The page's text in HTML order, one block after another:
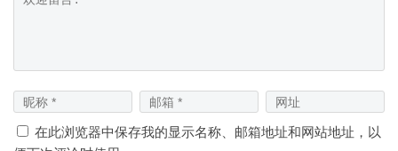
在此浏览器中保存我的显示名称、邮箱地址和网站地址，以